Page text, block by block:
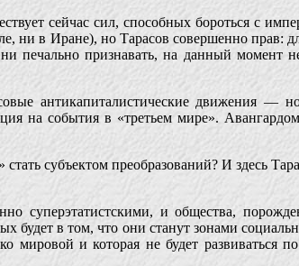
сейчас сил, способных бороться с
ни в Иране), но Тарасов совершенно прав:
печально признавать, на данный
антикапиталистические движения
на события в «третьем мире».
субъектом преобразований? И здесь
суперэтатистскими, и общества,
будет в том, что они станут зонами
мировой и которая не будет развиваться